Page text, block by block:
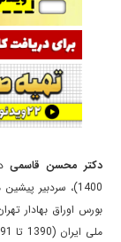
دکتر محسن قاسمی